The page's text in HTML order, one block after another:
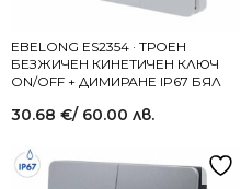
EBELONG ES2354 · ТРОЕН
БЕЗЖИЧЕН КИНЕТИЧЕН КЛЮЧ
ON/OFF + ДИМИРАНЕ IP67 БЯЛ
30.68 €/ 60.00 лв.